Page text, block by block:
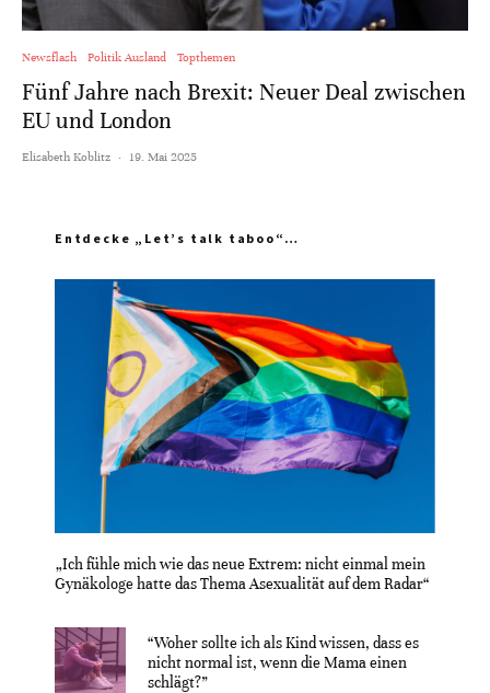
Newsflash Politik Ausland Topthemen
Fünf Jahre nach Brexit: Neuer Deal zwischen
EU und London
Elisabeth Koblitz · 19. Mai 2025
Entdecke „Let’s talk taboo“…
„Ich fühle mich wie das neue Extrem: nicht einmal mein
Gynäkologe hatte das Thema Asexualität auf dem Radar“
“Woher sollte ich als Kind wissen, dass es
nicht normal ist, wenn die Mama einen
schlägt?”